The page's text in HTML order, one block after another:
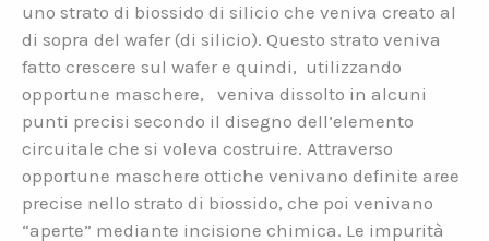
uno strato di biossido di silicio che veniva creato al
di sopra del wafer (di silicio). Questo strato veniva
fatto crescere sul wafer e quindi, utilizzando
opportune maschere, veniva dissolto in alcuni
punti precisi secondo il disegno dell’elemento
circuitale che si voleva costruire. Attraverso
opportune maschere ottiche venivano definite aree
precise nello strato di biossido, che poi venivano
“aperte” mediante incisione chimica. Le impurità